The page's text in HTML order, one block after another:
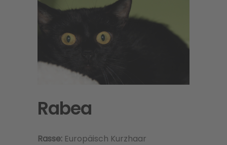
Rabea
Rasse: Europäisch Kurzhaar